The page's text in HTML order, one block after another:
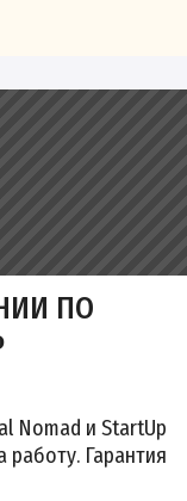
ПО
Nomad и StartUp
работу. Гарантия